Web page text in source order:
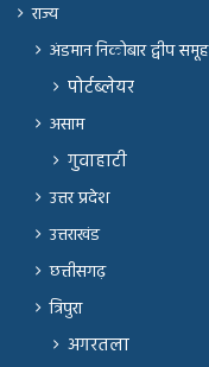
राज्य
अंडमान निकोबार द्वीप समूह
पोर्टब्लेयर
असाम
गुवाहाटी
उत्तर प्रदेश
उत्तराखंड
छत्तीसगढ़
त्रिपुरा
अगरतला